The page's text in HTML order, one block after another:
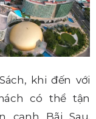
khi đến với
có thể tận